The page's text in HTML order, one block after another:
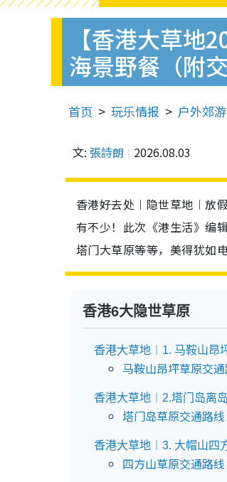
【香港大草
海景野餐（附交
首页 玩乐情报 户外郊游
文: 張詩朗 2026.08.03
香港好去处︱隐世草地︱放
有不少！此次《港生活》编
塔门大草原等等，美得犹如
香港6大隐世草原
香港大草地︱1. 马鞍山昂
马鞍山昂坪草原交
香港大草地︱2.塔门岛离
塔门岛草原交通路线
香港大草地︱3. 大帽山四
四方山草原交通路线